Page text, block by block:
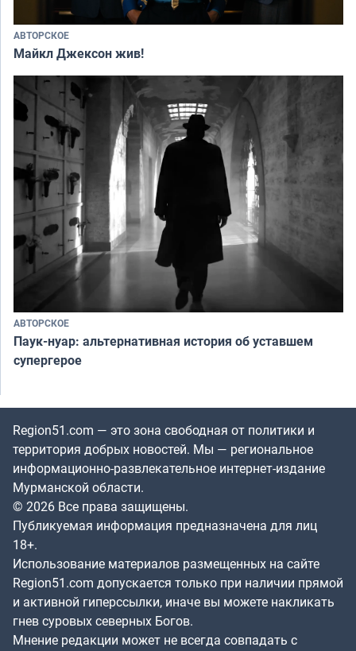
АВТОРСКОЕ
Майкл Джексон жив!
АВТОРСКОЕ
Паук-нуар: альтернативная история об уставшем
супергерое
Region51.com — это зона свободная от политики и
территория добрых новостей. Мы — региональное
информационно-развлекательное интернет-издание
Мурманской области.
© 2026 Все права защищены.
Публикуемая информация предназначена для лиц
18+.
Использование материалов размещенных на сайте
Region51.com допускается только при наличии прямой
и активной гиперссылки, иначе вы можете накликать
гнев суровых северных Богов.
Мнение редакции может не всегда совпадать с